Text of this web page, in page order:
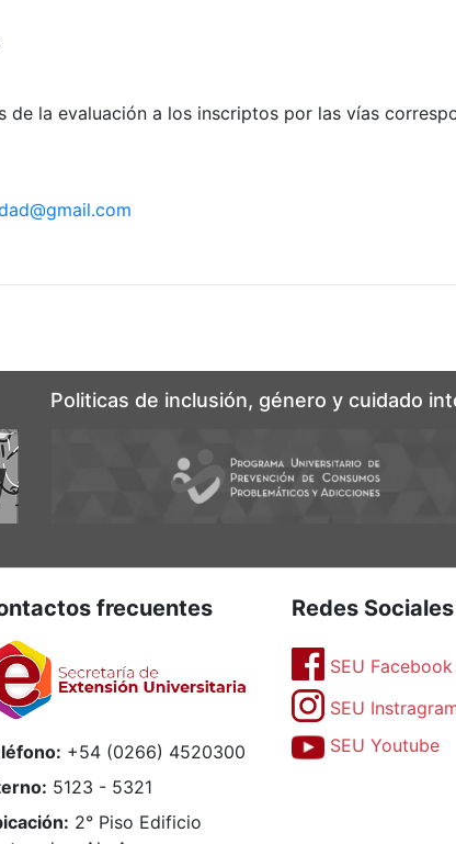
de la evaluación a los inscriptos por las vías
Politicas de inclusión, género y cuidado
frecuentes
+54 (0266) 4520300
5123 - 5321
2° Piso Edificio
Redes Sociales
SEU Facebook
SEU
SEU Youtube